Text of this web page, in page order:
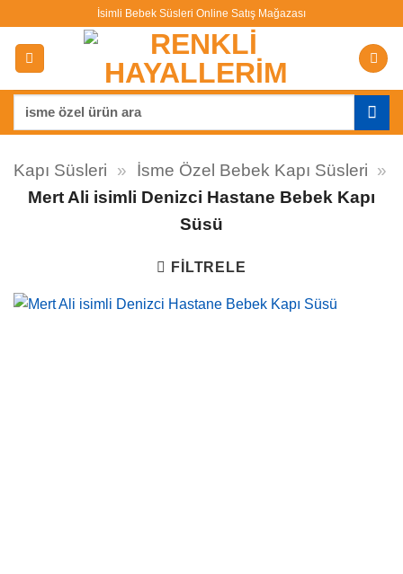
İsimli Bebek Süsleri Online Satış Mağazası
Kapı Süsleri » İsme Özel Bebek Kapı Süsleri »
Mert Ali isimli Denizci Hastane Bebek Kapı
Süsü
FILTRELE